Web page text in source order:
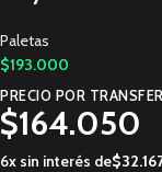
Paletas
$193.000
PRECIO POR
$164.050
6x sin interés de$